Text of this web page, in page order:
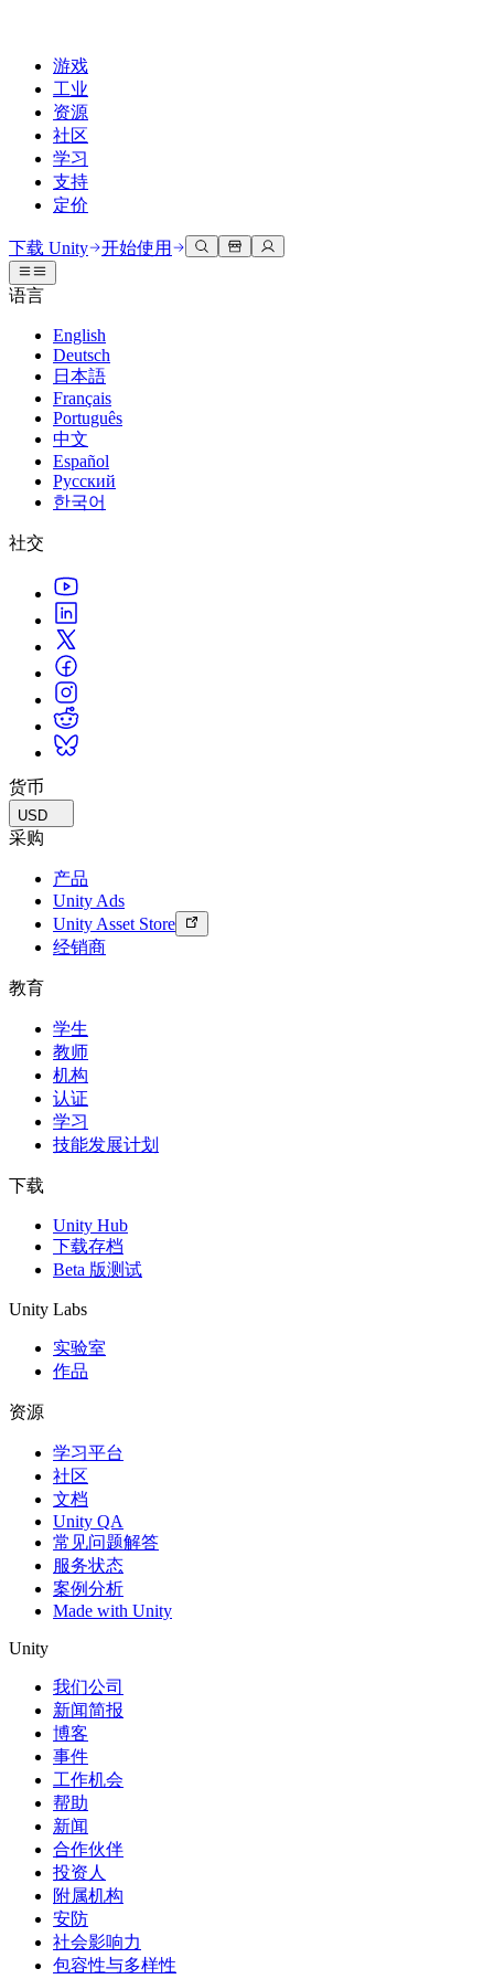
游戏
工业
资源
社区
学习
支持
定价
开发
Unity 引擎
为任何平台构建2D和3D游戏
协作
与团队协作并快速迭代
下载 Unity
计划和定价
部署
探索 Unity 支持的超过 25 个平台
常态化运营
游戏上线后的数据洞察与常态化运营
Grow
用户获取
被发现并获取移动用户
管理跨门店和D2C渠道的IAP（应用内购买）
商业化
通过 Unity 投放广告
使用案例
移动游戏
使用 Unity 打造移动端爆款游戏
独立游戏
小团队也能做出大游戏
XR 游戏
跨平台发布 XR 游戏
多人游戏
简化多人游戏开发
使用案例
3D协作
实时构建和审查3D项目
沉浸式培训
在沉浸式环境中培训
客户体验
创建互动3D体验
行业
实现运营卓越
零售
将店内体验转化为在线体验
汽车
提升创新能力和车内体验
查看所有行业
技术库
文档
官方用户手册和API参考
开发者工具
发布版本和问题跟踪器
路线图
查看即将推出的功能
技术术语库
案例分析
真实成功案例
最佳实践指南
专家提示和技巧
演示
演示、示例和构建模块
所有资源
新增功能
博客
更新、信息和技术提示
新闻
新闻、故事和新闻中心
社区中心
讨论
讨论、解决问题和连接
事件
全球和本地活动
社区故事
Made with Unity
展示Unity创作者
直播活动
Unity奖项
庆祝全球的Unity创作者
适合每个级别
Unity Learn
免费掌握Unity技能
专业培训
通过Unity培训师提升您的团队
Unity新手
准备开始
开始您的学习
你是Unity 新手？开始您的旅程
使用指南
可操作的技巧和最佳实践
教育
对于学生
开启您的职业生涯
增强您的教学
教育资助许可证
认证
证明您的Unity精通
支持选项
获取帮助
帮助您在Unity中取得成功
成功计划
通过专家支持更快实现目标
常见问题解答
常见问题解答
联系我们
下载 Unity 开始使用
语言
English
Deutsch
日本語
Français
Português
中文
Español
Русский
한국어
社交
货币
USD
采购
产品
Unity Ads
Unity Asset Store
经销商
教育
学生
教师
机构
认证
学习
技能发展计划
下载
Unity Hub
下载存档
Beta 版测试
Unity Labs
实验室
作品
资源
学习平台
社区
文档
Unity QA
常见问题解答
服务状态
案例分析
Made with Unity
Unity
我们公司
新闻简报
博客
事件
工作机会
帮助
新闻
合作伙伴
投资人
附属机构
安防
社会影响力
包容性与多样性